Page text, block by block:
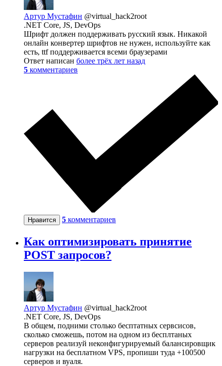
Артур Мустафин @virtual_hack2root
.NET Core, JS, DevOps
Шрифт должен поддерживать русский язык. Никакой
онлайн конвертер шрифтов не нужен, используйте как
есть, ttf поддерживается всеми браузерами
Ответ написан более трёх лет назад
5 комментариев
Нравится 5 комментариев
Как оптимизировать принятие
POST запросов?
Артур Мустафин @virtual_hack2root
.NET Core, JS, DevOps
В общем, подними столько бесптатных сервсисов,
сколько сможешь, потом на одном из бесплтаных
серверов реализуй неконфигурируемый балансировщик
нагрузки на бесплатном VPS, пропиши туда +100500
серверов и вуаля.